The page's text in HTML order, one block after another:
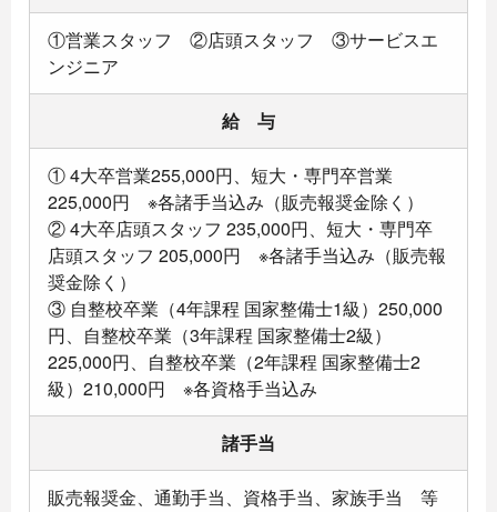
①営業スタッフ ②店頭スタッフ ③サービスエ
ンジニア
給 与
① 4大卒営業255,000円、短大・専門卒営業
225,000円 ※各諸手当込み（販売報奨金除く）
② 4大卒店頭スタッフ 235,000円、短大・専門卒
店頭スタッフ 205,000円 ※各諸手当込み（販売報
奨金除く）
③ 自整校卒業（4年課程 国家整備士1級）250,000
円、自整校卒業（3年課程 国家整備士2級）
225,000円、自整校卒業（2年課程 国家整備士2
級）210,000円 ※各資格手当込み
諸手当
販売報奨金、通勤手当、資格手当、家族手当 等